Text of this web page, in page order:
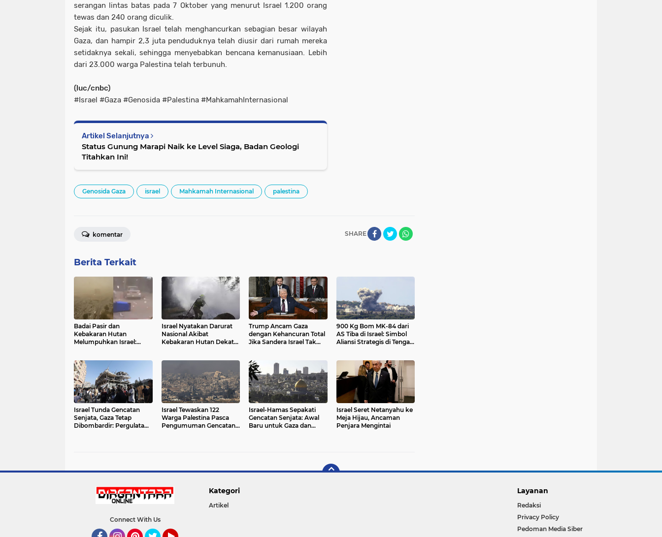
serangan lintas batas pada 7 Oktober yang menurut Israel 1.200 orang
tewas dan 240 orang diculik.
Sejak itu, pasukan Israel telah menghancurkan sebagian besar wilayah
Gaza, dan hampir 2,3 juta penduduknya telah diusir dari rumah mereka
setidaknya sekali, sehingga menyebabkan bencana kemanusiaan. Lebih
dari 23.000 warga Palestina telah terbunuh.
(luc/cnbc)
#Israel #Gaza #Genosida #Palestina #MahkamahInternasional
Artikel Selanjutnya
Status Gunung Marapi Naik ke Level Siaga, Badan Geologi
Titahkan Ini!
Genosida Gaza israel Mahkamah Internasional palestina
SHARE
komentar
Berita Terkait
Badai Pasir dan
Kebakaran Hutan
Melumpuhkan Israel:
Kemerdekaan Dibatalkan
Israel Nyatakan Darurat
Nasional Akibat
Kebakaran Hutan Dekat
Trump Ancam Gaza
dengan Kehancuran Total
Jika Sandera Israel Tak
900 Kg Bom MK-84 dari
AS Tiba di Israel: Simbol
Aliansi Strategis di Tengah
Israel Tunda Gencatan
Senjata, Gaza Tetap
Dibombardir: Pergulatan
Israel Tewaskan 122
Warga Palestina Pasca
Pengumuman Gencatan
Israel-Hamas Sepakati
Gencatan Senjata: Awal
Baru untuk Gaza dan
Israel Seret Netanyahu ke
Meja Hijau, Ancaman
Penjara Mengintai
Connect With Us
Kategori
Artikel
Layanan
Redaksi
Privacy Policy
Pedoman Media Siber